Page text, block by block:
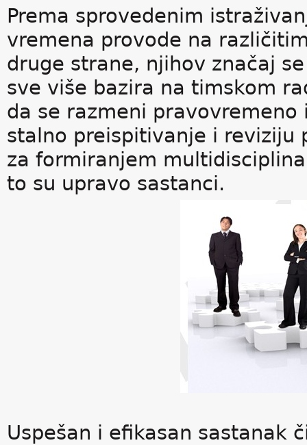
Prema sprovedenim
vremena provode na
druge strane, njihov značaj
sve više bazira na timskom
da se razmeni
stalno preispitivanje i reviziju
za formiranjem
to su upravo sastanci.
Uspešan i efikasan sastanak